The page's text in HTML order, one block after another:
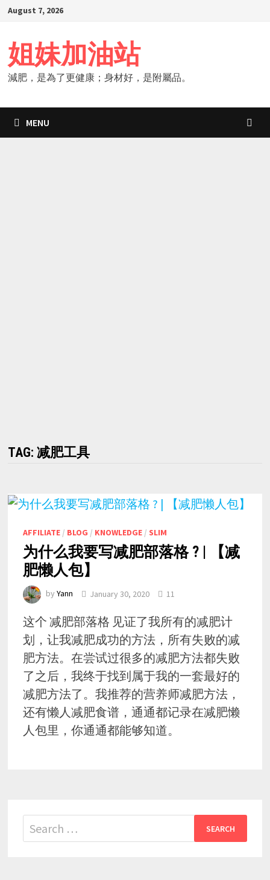
Skip
content
August 7, 2026
姐妹加油站
減肥，是為了更健康；身材好，是附屬品。
MENU
TAG: 减肥工具
AFFILIATE/ BLOG / KNOWLEDGE/ SLIM
为什么我要写减肥部落格 ? | 【减
肥懒人包】
by Yann January 30, 2020 11
这个 减肥部落格 见证了我所有的减肥计
划，让我减肥成功的方法，所有失败的减
肥方法。在尝试过很多的减肥方法都失败
了之后，我终于找到属于我的一套最好的
减肥方法了。我推荐的营养师减肥方法，
还有懒人减肥食谱，通通都记录在减肥懒
人包里，你通通都能够知道。
Search
for: